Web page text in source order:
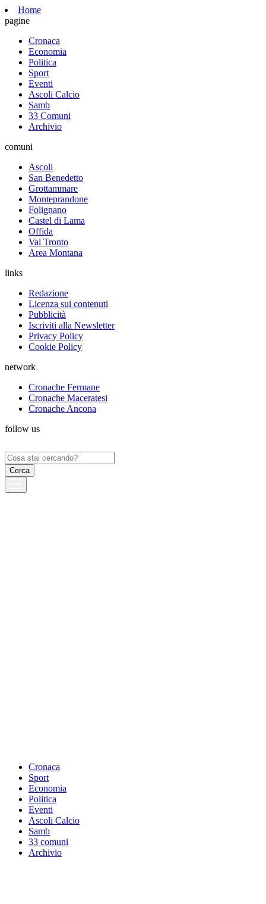
Home
pagine
Cronaca
Economia
Politica
Sport
Eventi
Ascoli Calcio
Samb
33 Comuni
Archivio
comuni
Ascoli
San Benedetto
Grottammare
Monteprandone
Folignano
Castel di Lama
Offida
Val Tronto
Area Montana
links
Redazione
Licenza sui contenuti
Pubblicità
Iscriviti alla Newsletter
Privacy Policy
Cookie Policy
network
Cronache Fermane
Cronache Maceratesi
Cronache Ancona
follow us
Ricerca
per:
Cronaca
Sport
Economia
Politica
Eventi
Ascoli Calcio
Samb
33 comuni
Archivio